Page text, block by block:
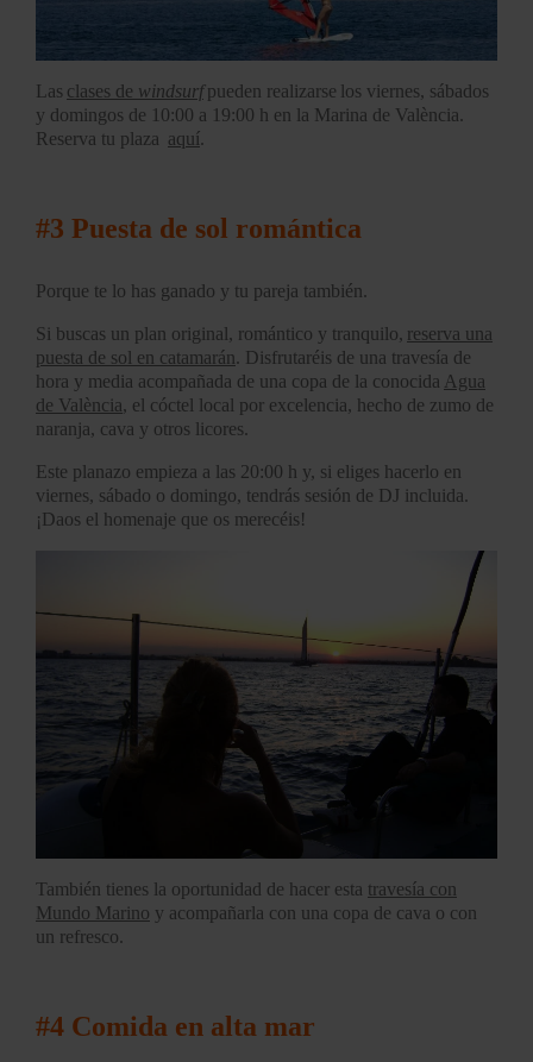
Las clases de windsurfpueden realizarse los viernes, sábados
y domingos de 10:00 a 19:00 h en la Marina de València.
Reserva tu plaza aquí.
#3 Puesta de sol romántica
Porque te lo has ganado y tu pareja también.
Si buscas un plan original, romántico y tranquilo, reserva una
puesta de sol en catamarán. Disfrutaréis de una travesía de
hora y media acompañada de una copa de la conocida Agua
de València, el cóctel local por excelencia, hecho de zumo de
naranja, cava y otros licores.
Este planazo empieza a las 20:00 h y, si eliges hacerlo en
viernes, sábado o domingo, tendrás sesión de DJ incluida.
¡Daos el homenaje que os merecéis!
También tienes la oportunidad de hacer esta travesía con
Mundo Marino y acompañarla con una copa de cava o con
un refresco.
#4 Comida en alta mar